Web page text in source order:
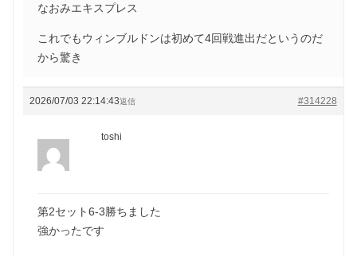
なおみエキスプレス
これでもウィンブルドンは初めて4回戦進出だというのだ
から驚き
2026/07/03 22:14:43 #314228
返信
toshi
第2セット6-3勝ちました
強かったです